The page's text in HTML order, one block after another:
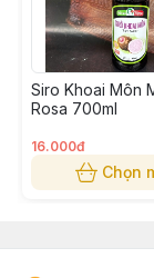
Siro Khoai Môn
Rosa 700ml
16.000đ
Chọn